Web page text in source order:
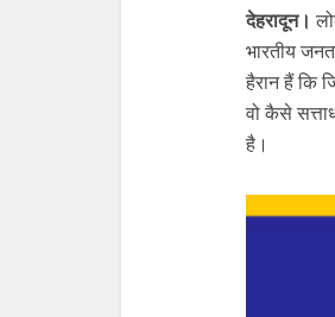
देहरादून।
भारतीय
हैरान हैं कि
वो कैसे
है।